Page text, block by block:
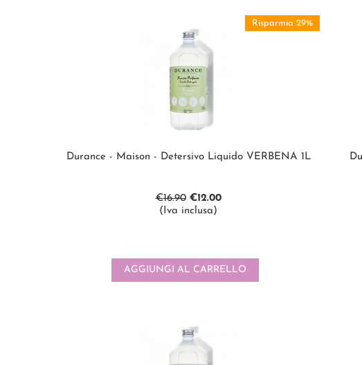
Risparmia 29%
Durance - Maison - Detersivo Liquido VERBENA 1L
€16.90 €12.00
(Iva inclusa)
AGGIUNGI AL CARRELLO